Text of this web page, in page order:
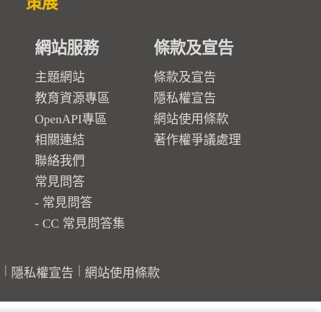
網站服務
主題網站
教育資源專區
OpenAPI專區
相關連結
聯絡我們
常見問答
常見問答
CC 常見問答集
條款及宣告
條款及宣告
隱私權宣告
網站使用條款
著作權爭議處理
隱私權宣告 網站使用條款